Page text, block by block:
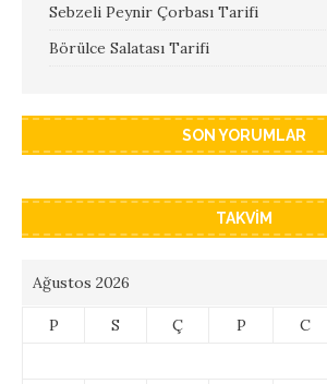
Sebzeli Peynir Çorbası Tarifi
Börülce Salatası Tarifi
SON YORUMLAR
TAKVIM
Ağustos 2026
P S Ç P C